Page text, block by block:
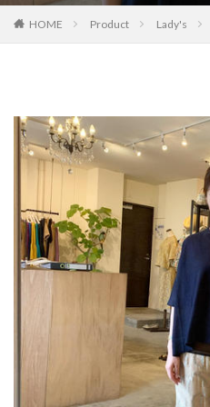
HOME Product Lady's